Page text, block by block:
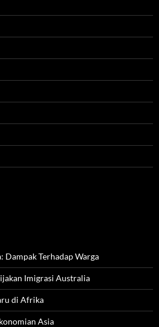
Dampak Terhadap Warga
Imigrasi Australia
di Afrika
Asia